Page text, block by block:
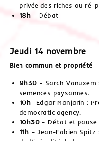
privée des riches ou ré-
18h – Débat
Jeudi 14 novembre
Bien commun et propriété
9h30 – Sarah
semences paysannes.
10h -Edgar Manjarín :
democratic agency.
10h30 – Débat et pause
11h – Jean-Fabien Spitz